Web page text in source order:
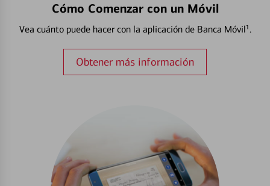
Cómo Comenzar con un Móvil
Vea cuánto puede hacer con la aplicación de Banca Móvil¹.
Obtener más información